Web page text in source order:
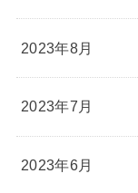
2023年8月
2023年7月
2023年6月